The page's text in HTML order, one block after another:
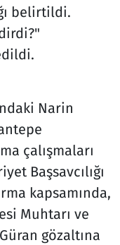
belirtildi.
Narin
çalışmaları
Başsavcılığı
kapsamında,
Muhtarı ve
gözaltına